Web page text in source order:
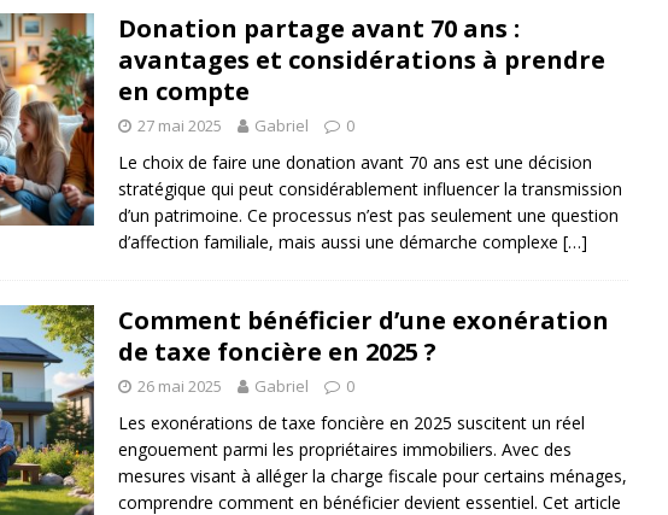
Donation partage avant 70 ans :
avantages et considérations à prendre
en compte
27 mai 2025 Gabriel 0
Le choix de faire une donation avant 70 ans est une décision
stratégique qui peut considérablement influencer la transmission
d’un patrimoine. Ce processus n’est pas seulement une question
d’affection familiale, mais aussi une démarche complexe […]
Comment bénéficier d’une exonération
de taxe foncière en 2025 ?
26 mai 2025 Gabriel 0
Les exonérations de taxe foncière en 2025 suscitent un réel
engouement parmi les propriétaires immobiliers. Avec des
mesures visant à alléger la charge fiscale pour certains ménages,
comprendre comment en bénéficier devient essentiel. Cet article